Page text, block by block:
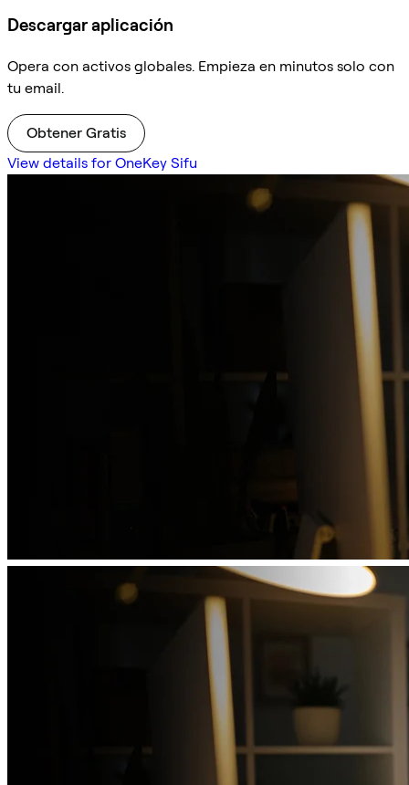
Descargar aplicación
Opera con activos globales. Empieza en minutos solo con
tu email.
Obtener Gratis
View details for OneKey Sifu